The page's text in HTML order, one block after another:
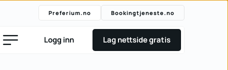
Preferium.no Bookingtjeneste.no
Logg inn Lag nettside gratis